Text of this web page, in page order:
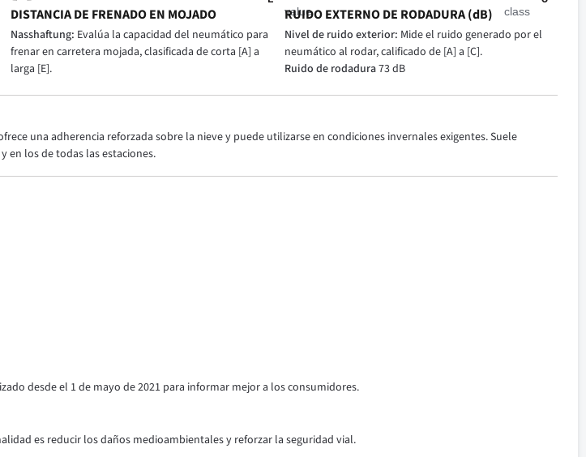
DISTANCIA DE FRENADO EN MOJADO
Nasshaftung: Evalúa la capacidad del neumático para
frenar en carretera mojada, clasificada de corta [A] a
larga [E].
RUIDO EXTERNO DE RODADURA (dB)
Nivel de ruido exterior: Mide el ruido generado por el
neumático al rodar, calificado de [A] a [C].
Ruido de rodadura73 dB
una adherencia reforzada sobre la nieve y puede utilizarse en condiciones invernales exigentes. Suele
en los de todas las estaciones.
desde el 1 de mayo de 2021 para informar mejor a los consumidores.
es reducir los daños medioambientales y reforzar la seguridad vial.